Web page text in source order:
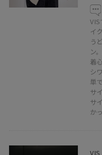
わせるだけで着痩せ効果
ブラックのカラーだと
で私は色違いで購入して
多くのお客さまにぜひ
※もしよろしければお気
フォローなどもしてい
どうぞよろしくお願いし
私の顔写真(パンを食べ
イ
う
ン
着
シ
単
サ
サ
か
VIS